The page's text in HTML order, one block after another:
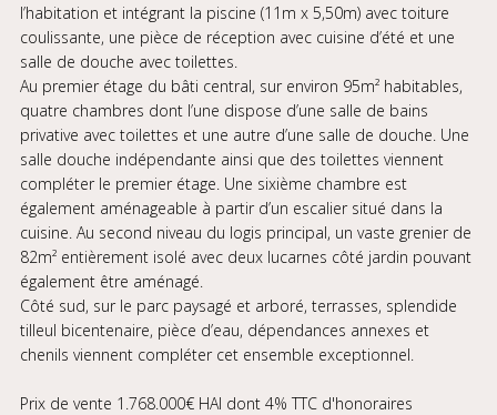
l’habitation et intégrant la piscine (11m x 5,50m) avec toiture
coulissante, une pièce de réception avec cuisine d’été et une
salle de douche avec toilettes.
Au premier étage du bâti central, sur environ 95m² habitables,
quatre chambres dont l’une dispose d’une salle de bains
privative avec toilettes et une autre d’une salle de douche. Une
salle douche indépendante ainsi que des toilettes viennent
compléter le premier étage. Une sixième chambre est
également aménageable à partir d’un escalier situé dans la
cuisine. Au second niveau du logis principal, un vaste grenier de
82m² entièrement isolé avec deux lucarnes côté jardin pouvant
également être aménagé.
Côté sud, sur le parc paysagé et arboré, terrasses, splendide
tilleul bicentenaire, pièce d’eau, dépendances annexes et
chenils viennent compléter cet ensemble exceptionnel.
Prix de vente 1.768.000€ HAI dont 4% TTC d'honoraires